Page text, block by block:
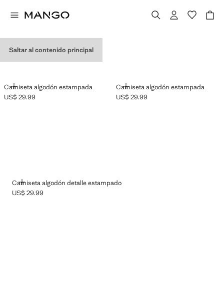
Saltar al contenido principal
Camiseta algodón estampada
AÑADIR
Precio actual [US$ 29.99 ]
US$ 29.99
Camiseta algodón estampada
AÑADIR
Precio actual [US$ 29.99 ]
US$ 29.99
Camiseta algodón detalle estampado
AÑADIR
Precio actual [US$ 29.99 ]
US$ 29.99